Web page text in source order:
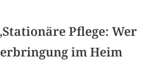
Stationäre Pflege: Wer
im Heim